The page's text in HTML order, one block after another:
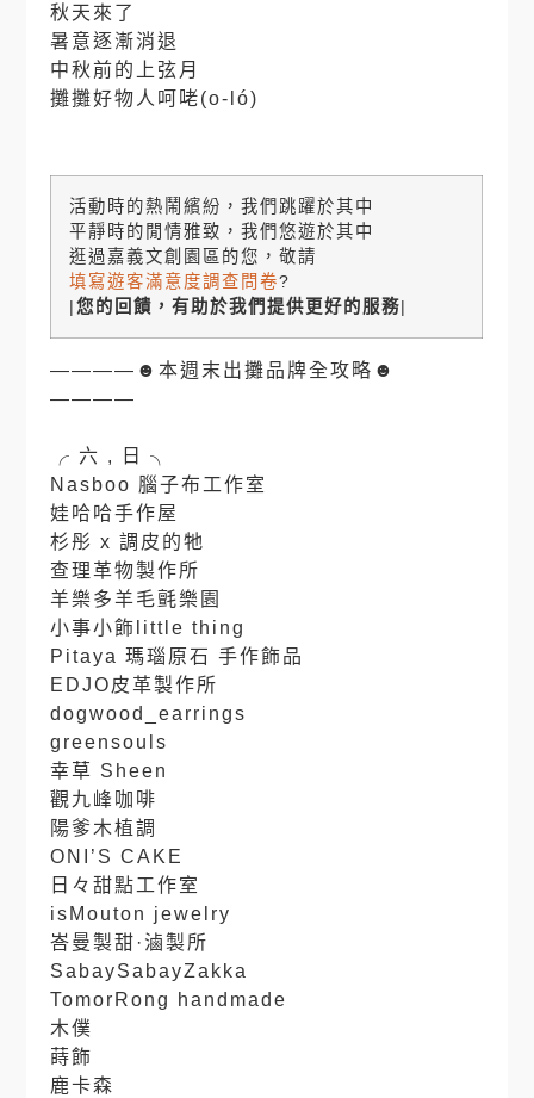
秋天來了
暑意逐漸消退
中秋前的上弦月
攤攤好物人呵咾(o-ló)
活動時的熱鬧繽紛，我們跳躍於其中
平靜時的閒情雅致，我們悠遊於其中
逛過嘉義文創園區的您，敬請
填寫遊客滿意度調查問卷?
|您的回饋，有助於我們提供更好的服務|
————☻本週末出攤品牌全攻略☻
————
╭ 六 , 日 ╮
Nasboo 腦子布工作室
娃哈哈手作屋
杉彤 x 調皮的牠
查理革物製作所
羊樂多羊毛氈樂園
小事小飾little thing
Pitaya 瑪瑙原石 手作飾品
EDJO皮革製作所
dogwood_earrings
greensouls
幸草 Sheen
觀九峰咖啡
陽爹木植調
ONI’S CAKE
日々甜點工作室
isMouton jewelry
峇曼製甜·滷製所
SabaySabayZakka
TomorRong handmade
木僕
蒔飾
鹿卡森